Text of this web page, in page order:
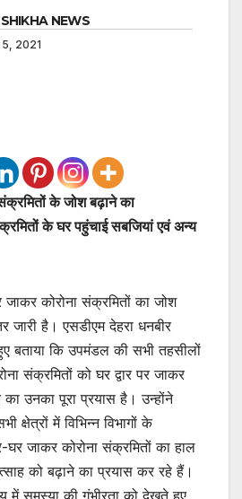
NEWS
2021
संक्रमितों के जोश बढ़ाने का
के घर पहुंचाई सबजियां एवं अन्य
कोरोना संक्रमितों का जोश
जारी है। एसडीएम देहरा धनबीर
बताया कि उपमंडल की सभी तहसीलों
संक्रमितों को घर द्वार पर जाकर
उनका पूरा प्रयास है। उन्होंने
क्षेत्रों में विभिन्न विभागों के
घर जाकर कोरोना संक्रमितों का हाल
को बढ़ाने का प्रयास कर रहे हैं।